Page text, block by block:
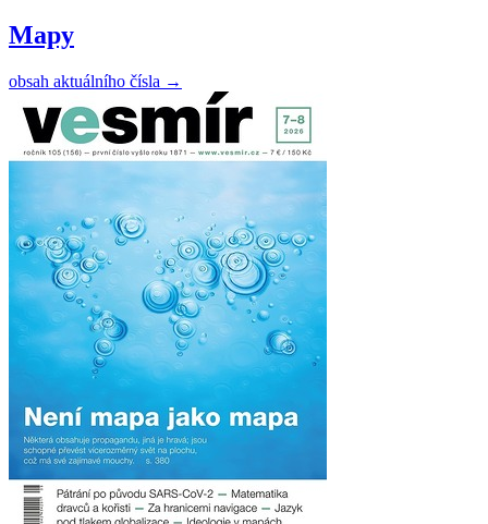
Mapy
obsah aktuálního čísla →